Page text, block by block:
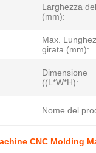
Larghezza
(mm):
Max.
girata (mm):
Dimensione
((L*W*H):
Nome del
CNC Molding